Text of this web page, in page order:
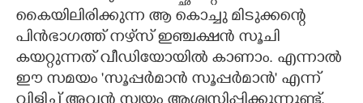
കൈയിലിരിക്കുന്ന ആ കൊച്ചു മിടുക്കന്റെ
പിൻഭാഗത്ത് നഴ്‌സ് ഇഞ്ചക്ഷൻ സൂചി
കയറ്റുന്നത് വീഡിയോയിൽ കാണാം. എന്നാൽ
ഈ സമയം 'സൂപ്പർമാൻ സൂപ്പർമാൻ' എന്ന്